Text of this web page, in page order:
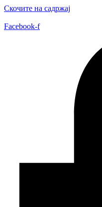
Скочите на садржај
Facebook-f